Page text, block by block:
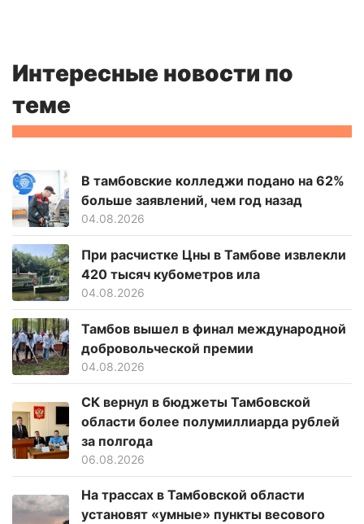
Интересные новости по
теме
В тамбовские колледжи подано на 62%
больше заявлений, чем год назад
04.08.2026
При расчистке Цны в Тамбове извлекли
420 тысяч кубометров ила
04.08.2026
Тамбов вышел в финал международной
добровольческой премии
04.08.2026
СК вернул в бюджеты Тамбовской
области более полумиллиарда рублей
за полгода
06.08.2026
На трассах в Тамбовской области
установят «умные» пункты весового